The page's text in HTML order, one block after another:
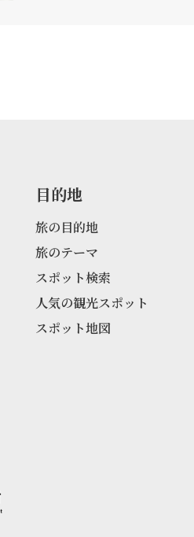
目的地
旅の目的地
旅のテーマ
スポット検索
人気の観光スポット
スポット地図